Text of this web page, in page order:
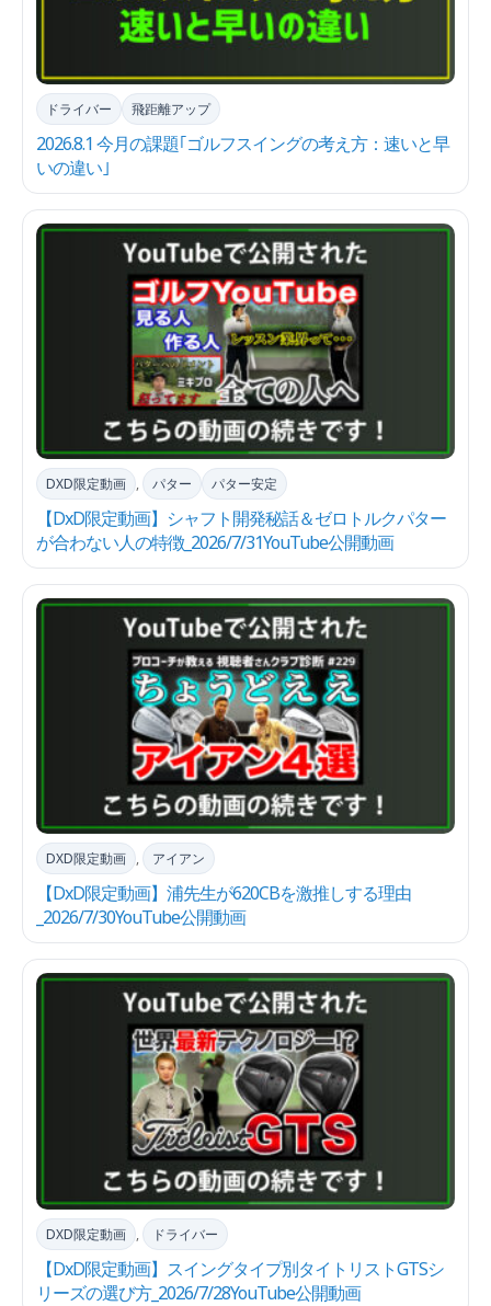
2026.8.1 今月の課題｢ゴルフスイングの考え方：速いと早
いの違い｣
ドライバー 飛距離アップ
【DxD限定動画】シャフト開発秘話＆ゼロトルクパター
が合わない人の特徴_2026/7/31YouTube公開動画
DXD限定動画 , パター パター安定
【DxD限定動画】浦先生が620CBを激推しする理由
_2026/7/30YouTube公開動画
DXD限定動画 , アイアン
【DxD限定動画】スイングタイプ別タイトリストGTSシ
リーズの選び方_2026/7/28YouTube公開動画
DXD限定動画 , ドライバー